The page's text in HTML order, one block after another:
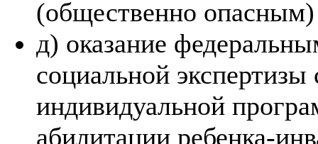
(общественно
д) оказание
социальной экспертизы
индивидуальной
абилитации ребенка-